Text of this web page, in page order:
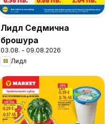
Лидл Седмична
брошура
03.08. - 09.08.2026
Лидл